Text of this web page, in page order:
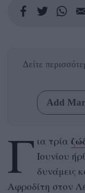
Δείτε
Add
Γ ια τρία
Ιουνίου
δυνάμεις
Αφροδίτη στον